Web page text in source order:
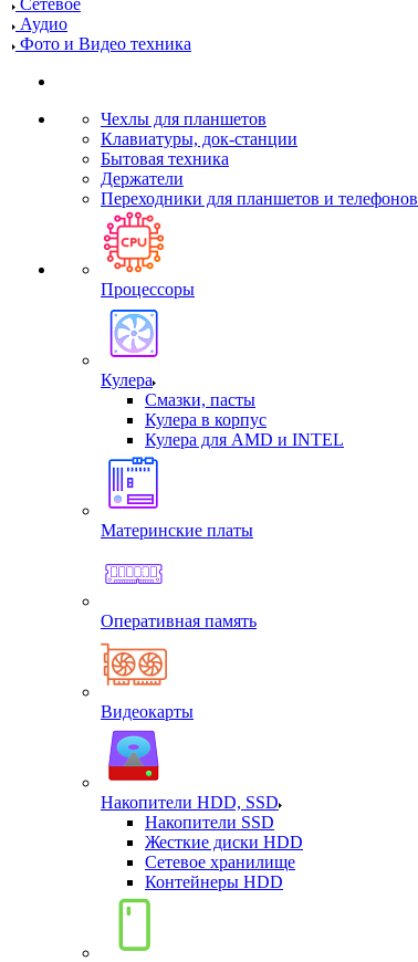
Сетевое
Аудио
Фото и Видео техника
Чехлы для планшетов
Клавиатуры, док-станции
Бытовая техника
Держатели
Переходники для планшетов и телефонов
Процессоры
Кулера
Смазки, пасты
Кулера в корпус
Кулера для AMD и INTEL
Материнские платы
Оперативная память
Видеокарты
Накопители HDD, SSD
Накопители SSD
Жесткие диски HDD
Сетевое хранилище
Контейнеры HDD